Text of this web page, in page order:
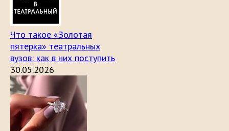
Что такое «Золотая
пятерка» театральных
вузов: как в них поступить
30.05.2026